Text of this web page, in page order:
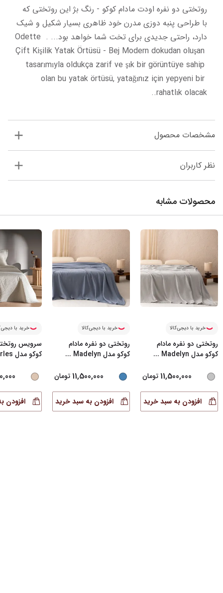
دارد، راحتی جدیدی برای تخت شما خواهد بود... . Odette
Çift Kişilik Yatak Örtüsü - Bej Modern dokudan oluşan
tasarımıyla oldukça zarif ve şık bir görüntüye sahip
olan bu yatak örtüsü, yatağınız için yepyeni bir
rahatlık olacak..
مشخصات محصول
نظر کاربران
محصولات مشابه
خرید با دیجی‌کالا
روتختی دو نفره مادام
کوکو مدل Madelyn
...
11,500,000 تومان
افزودن به سبد خرید
خرید با دیجی‌کالا
روتختی دو نفره مادام
کوکو مدل Madelyn
...
11,500,000 تومان
افزودن به سبد خرید
خرید با
سرویس
کوکو مدل Arles دو ن
افزودن